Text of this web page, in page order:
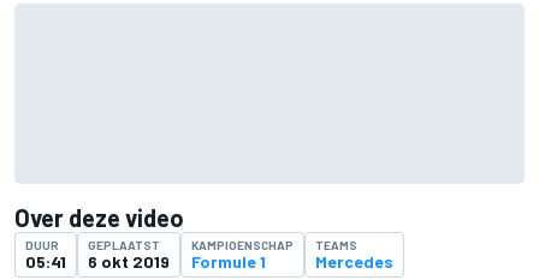
Over deze video
DUUR
05:41
GEPLAATST
6 okt 2019
KAMPIOENSCHAP
Formule 1
TEAMS
Mercedes